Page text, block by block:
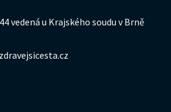
vedená u Krajského soudu v Brně